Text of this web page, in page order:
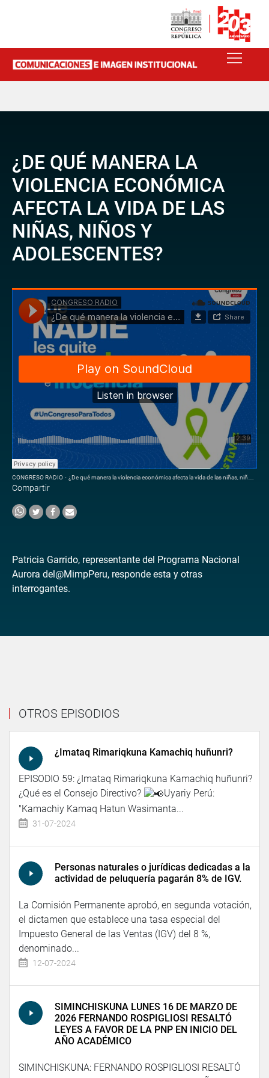
¿DE QUÉ MANERA LA
VIOLENCIA ECONÓMICA
AFECTA LA VIDA DE LAS
NIÑAS, NIÑOS Y
ADOLESCENTES?
CONGRESO RADIO · ¿De qué manera la violencia económica afecta la vida de las niñas, niños y adolescentes?
Compartir
Patricia Garrido, representante del Programa Nacional
Aurora del@MimpPeru, responde esta y otras
interrogantes.
OTROS EPISODIOS
¿Imataq Rimariqkuna Kamachiq huñunri?
EPISODIO 59: ¿Imataq Rimariqkuna Kamachiq huñunri?
¿Qué es el Consejo Directivo?
Uyariy Perú:
"Kamachiy Kamaq Hatun Wasimanta...
31-07-2024
Personas naturales o jurídicas dedicadas a la
actividad de peluquería pagarán 8% de IGV.
La Comisión Permanente aprobó, en segunda votación,
el dictamen que establece una tasa especial del
Impuesto General de las Ventas (IGV) del 8 %,
denominado...
12-07-2024
SIMINCHISKUNA LUNES 16 DE MARZO DE
2026 FERNANDO ROSPIGLIOSI RESALTÓ
LEYES A FAVOR DE LA PNP EN INICIO DEL
AÑO ACADÉMICO
SIMINCHISKUNA: FERNANDO ROSPIGLIOSI RESALTÓ